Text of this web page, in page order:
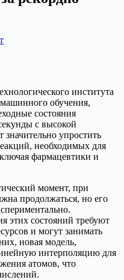
института
обучения,
состояния
с высокой
упростить
необходимых для
фармацевтики и
момент, при
продолжаться, но его
этих состояний требуют
и могут занимать
новая модель,
интерполяцию для
атомов, что